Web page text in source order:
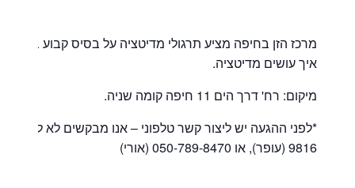
איך עושים מדיטציה.
מיקום: רח' דרך הים 11 חיפה קומה שניה.
9816 (עופר), או 050-789-8470 (אורי)